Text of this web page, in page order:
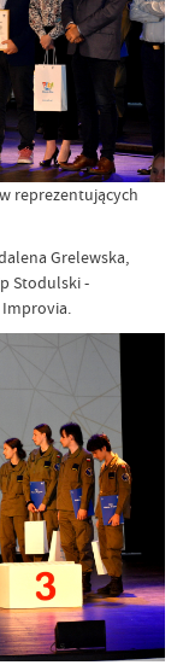
reprezentujących
Grelewska,
Stodulski -